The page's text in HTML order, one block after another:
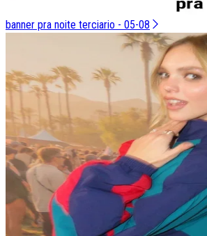
banner pra noite terciario - 05-08